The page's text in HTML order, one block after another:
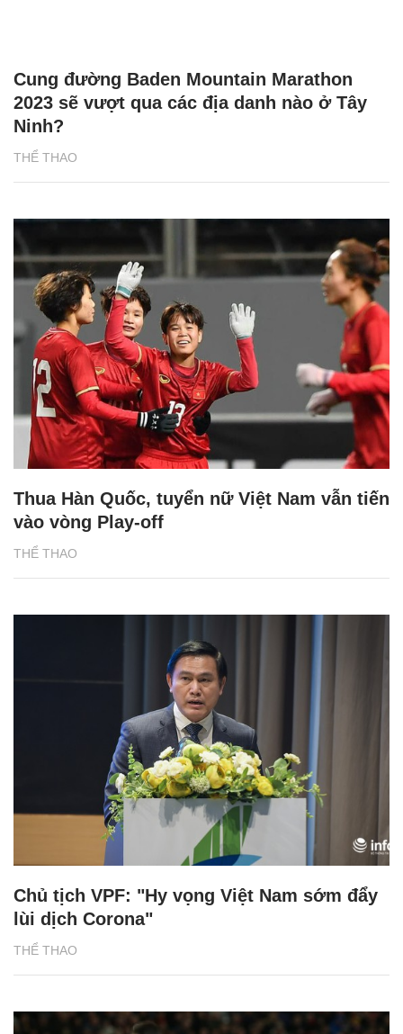
THỂ THAO
Cung đường Baden Mountain Marathon
2023 sẽ vượt qua các địa danh nào ở Tây
Ninh?
THỂ THAO
Thua Hàn Quốc, tuyển nữ Việt Nam vẫn tiến
vào vòng Play-off
THỂ THAO
Chủ tịch VPF: "Hy vọng Việt Nam sớm đẩy
lùi dịch Corona"